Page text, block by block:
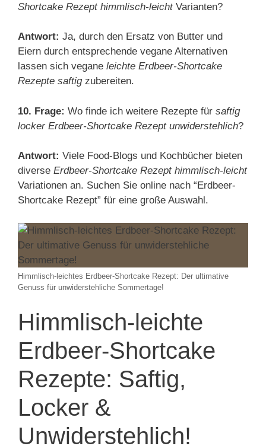
Shortcake Rezept himmlisch-leichtVarianten?
Antwort: Ja, durch den Ersatz von Butter und
Eiern durch entsprechende vegane Alternativen
lassen sich vegane leichte Erdbeer-Shortcake
Rezepte saftigzubereiten.
10. Frage: Wo finde ich weitere Rezepte für saftig
locker Erdbeer-Shortcake Rezept unwiderstehlich?
Antwort: Viele Food-Blogs und Kochbücher bieten
diverse Erdbeer-Shortcake Rezept himmlisch-leicht
Variationen an. Suchen Sie online nach “Erdbeer-
Shortcake Rezept” für eine große Auswahl.
Himmlisch-leichtes Erdbeer-Shortcake Rezept: Der ultimative
Genuss für unwiderstehliche Sommertage!
Himmlisch-leichte
Erdbeer-Shortcake
Rezepte: Saftig,
Locker &
Unwiderstehlich!